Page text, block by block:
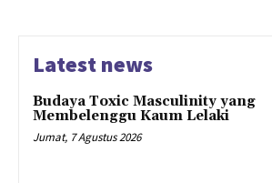
Latest news
Budaya Toxic Masculinity yang
Membelenggu Kaum Lelaki
Jumat, 7 Agustus 2026